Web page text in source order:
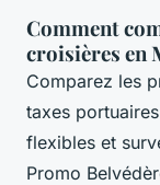
Comment
croisières en
Comparez les
taxes
flexibles et
Promo